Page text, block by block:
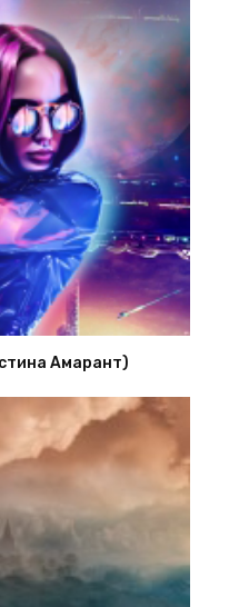
Амарант)